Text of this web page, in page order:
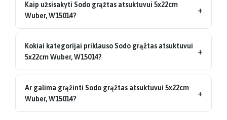
Kaip užsisakyti Sodo grąžtas atsuktuvui 5x22cm
Wuber, W15014?
+
Kokiai kategorijai priklauso Sodo grąžtas atsuktuvui
5x22cm Wuber, W15014?
+
Ar galima grąžinti Sodo grąžtas atsuktuvui 5x22cm
Wuber, W15014?
+